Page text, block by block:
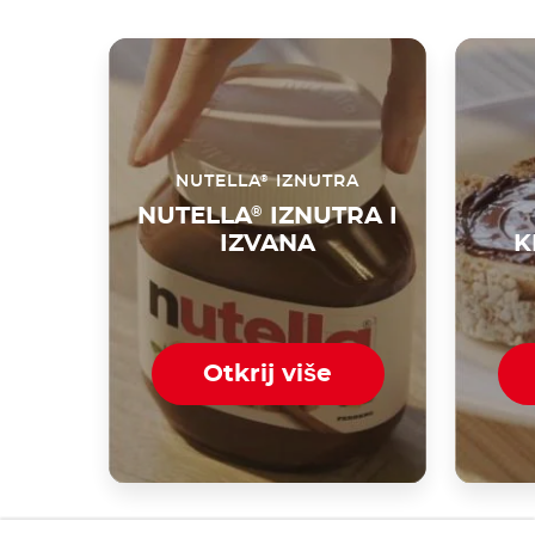
NUTELLA®IZNUTRA
NUTELLA®
IZNUTRA I
IZVANA
Otkrij više